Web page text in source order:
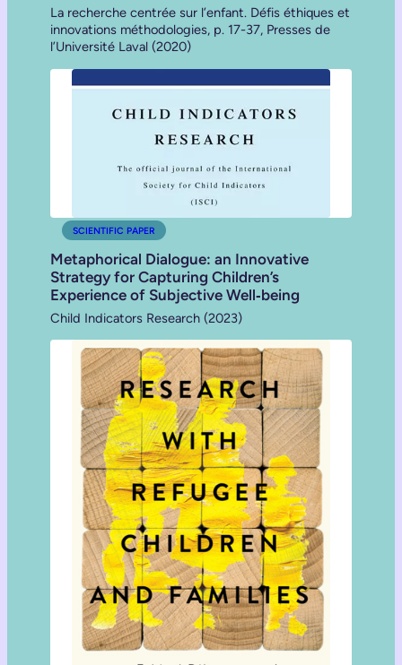
La recherche centrée sur l’enfant. Défis éthiques et
innovations méthodologies, p. 17-37, Presses de
l’Université Laval (2020)
SCIENTIFIC PAPER
Metaphorical Dialogue: an Innovative
Strategy for Capturing Children’s
Experience of Subjective Well‑being
Child Indicators Research (2023)